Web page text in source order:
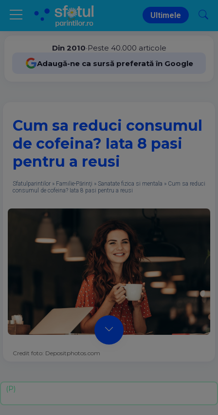
Ultimele
Din 2010•Peste 40.000 articole
Adaugă-ne ca sursă preferată în Google
Cum sa reduci consumul
de cofeina? Iata 8 pasi
pentru a reusi
Sfatulparintilor » Familie-Părinţi » Sanatate fizica si mentala » Cum sa reduci
consumul de cofeina? Iata 8 pasi pentru a reusi
Credit foto: Depositphotos.com